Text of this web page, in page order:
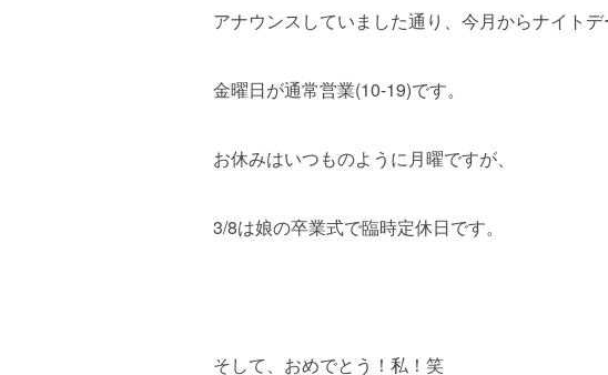
アナウンスしていました通り、今月からナイトデ
金曜日が通常営業(10-19)です。
お休みはいつものように月曜ですが、
3/8は娘の卒業式で臨時定休日です。
そして、おめでとう！私！笑